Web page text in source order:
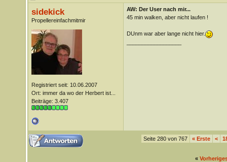
sidekick
Propellereinfachmitmir
Registriert seit: 10.06.2007
Ort: immer da wo der Herbert ist...
Beiträge: 3.407
AW: Der User nach mir...
45 min walken, aber nicht laufen !
DUnm war aber lange nicht hier.
Seite 280 von 767 «Erste <
«